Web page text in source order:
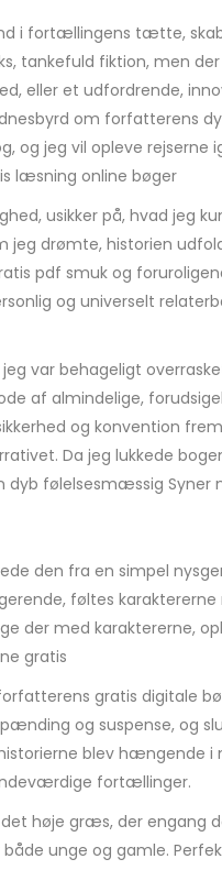
i fortællingens tætte,
fiktion, men
eller et udfordrende,
om forfatterens
jeg vil opleve rejserne
læsning online bøger
usikker på, hvad jeg
drømte, historien
pdf smuk og
og universelt
var behageligt
af almindelige,
og konvention
Da jeg lukkede
dyb følelsesmæssig Syner
den fra en simpel
føltes
med karaktererne,
gratis
gratis digitale
og suspense, og
blev hængende
fortællinger.
høje græs, der engang
unge og gamle.